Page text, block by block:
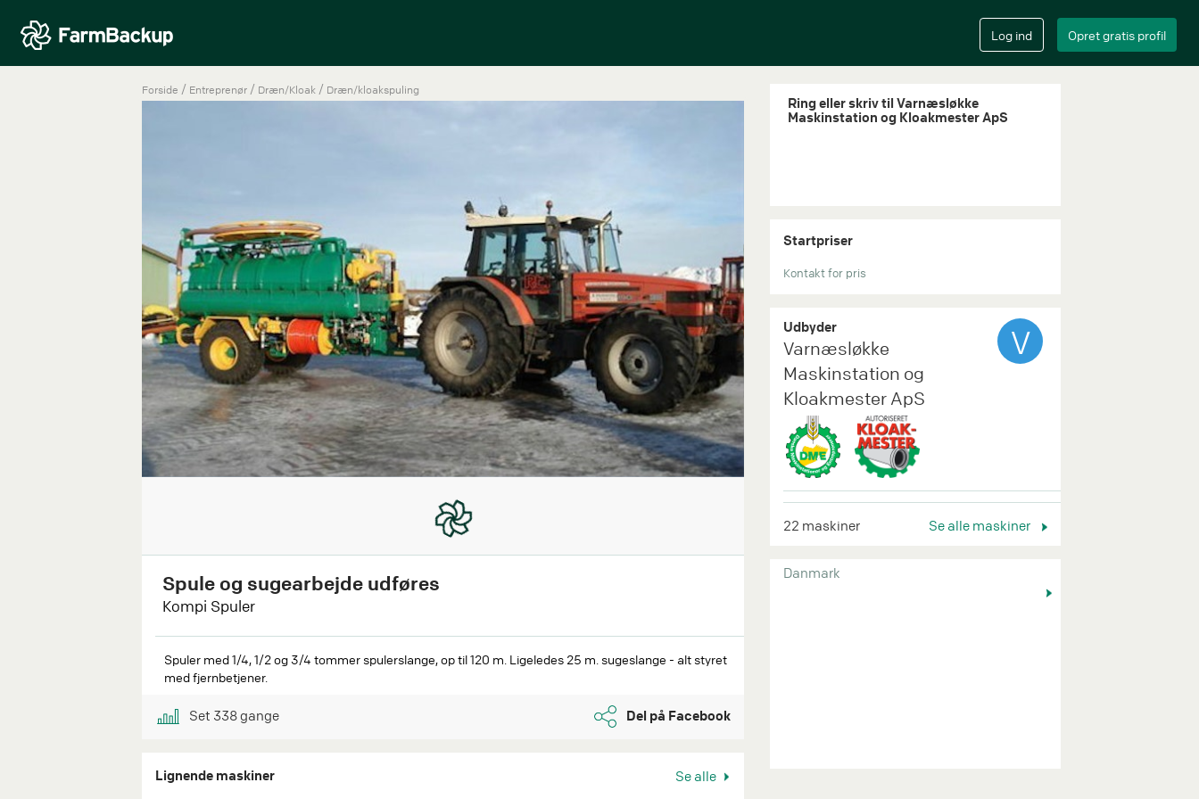
Forside / Entreprenør / Dræn/Kloak / Dræn/kloakspuling
Spule og sugearbejde udføres
Kompi Spuler
Spuler med 1/4, 1/2 og 3/4 tommer spulerslange, op til 120 m. Ligeledes 25 m. sugeslange - alt styret
med fjernbetjener.
Set 338gange Del på Facebook
Lignende maskiner Se alle
Ring eller skriv til Varnæsløkke
Maskinstation og Kloakmester ApS
Startpriser
Kontakt for pris
Udbyder
Varnæsløkke
Maskinstation og
Kloakmester ApS
V
22 maskiner Se alle maskiner
Danmark